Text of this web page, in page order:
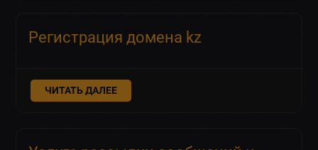
Регистрация домена kz
ЧИТАТЬ ДАЛЕЕ